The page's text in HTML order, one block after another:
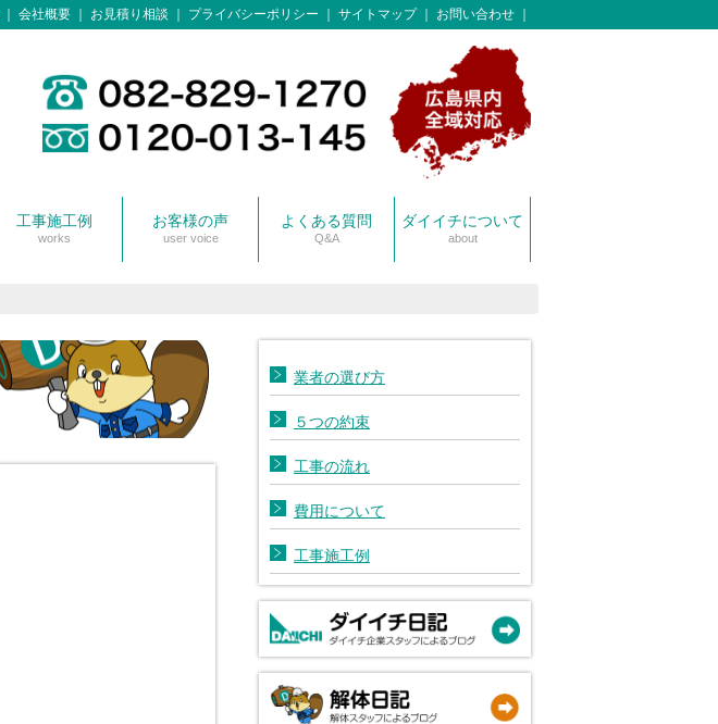
会社概要 お見積り相談 プライバシーポリシー サイトマップ お問い合わせ
工事施工例
works
お客様の声
user voice
よくある質問
Q&A
ダイイチについて
about
業者の選び方
５つの約束
工事の流れ
費用について
工事施工例